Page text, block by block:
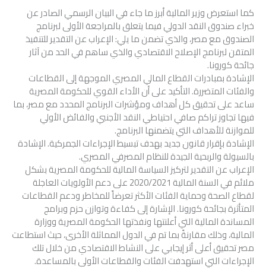
كما استعرض وزير المالية أبرز ما جاء في البيان الرسمي الصادر عن
خبراء صندوق النقد الدولي فيما يتعلق بالمراجعة الأولى لبرنامج
الصندوق مع مصر، والذي تضمن ما يلي: الإعراب عن التقدير للتنفيذ
المتقن لبرنامج الإصلاح الاقتصادي والذي ساهم في الحد من آثار
جائحة كورونا.
الإشادة بمبادرات القطاع المالي المصري الموجهة إلى القطاعات
والفئات المتضررة. التأكيد على أن الأداء القوي للحكومة المصرية
ساعد على تحقيق كل أهداف ومؤشرات البرنامج المحدد مع مصر، بما
فيها تجاوز تراكم صافي احتياطي النقد الأجنبي والفائض الأولي
للموازنة للأهداف التي يتضمنها البرنامج.
الإشادة بإقرار قانون جديد بهدف تبسيط الإجراءات الجمركية. الإشادة
بالسيولة والربحية الجيدة للنظام المصرفي المصري.
الإعراب عن التقدير لتركيز السياسة المالية للحكومة المصرية بشكل
ملائم في السنة المالية 2020/2021 على دعم الأولويات العاجلة
لقطاع الصحة وحماية الفئات الأكثر تعرضاً للمخاطر ودعم القطاعات
المتأثرة بجائحة كورونا. الإشارة إلى كفاءة وتوازن حزم وبرامج
المساندة المالية التي أعلنتها ونفذتها الحكومة المصرية ووزارة
المالية، وذلك مقارنةً بما تم في الدول المماثلة الأخرى، حيث استطاعت
مصر تحقيق أعلى أثر إيجابي على النشاط الاقتصادي من خلال تلك
الإجراءات التي استهدفت الفئات والقطاعات الأولى بالمساعدة.